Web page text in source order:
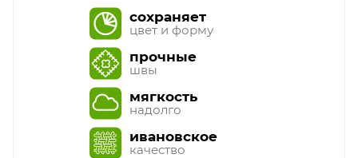
сохраняет
цвет и форму
прочные
швы
мягкость
надолго
ивановское
качество